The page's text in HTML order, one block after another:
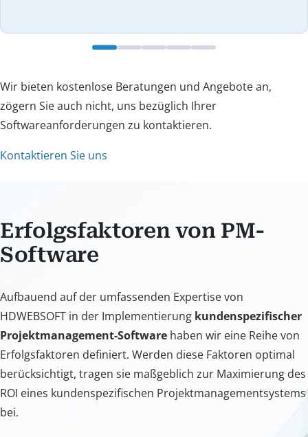
Wir bieten kostenlose Beratungen und Angebote an,
zögern Sie auch nicht, uns bezüglich Ihrer
Softwareanforderungen zu kontaktieren.
Kontaktieren Sie uns
Erfolgsfaktoren von PM-
Software
Aufbauend auf der umfassenden Expertise von
HDWEBSOFT in der Implementierung kundenspezifischer
Projektmanagement-Software haben wir eine Reihe von
Erfolgsfaktoren definiert. Werden diese Faktoren optimal
berücksichtigt, tragen sie maßgeblich zur Maximierung des
ROI eines kundenspezifischen Projektmanagementsystems
bei.